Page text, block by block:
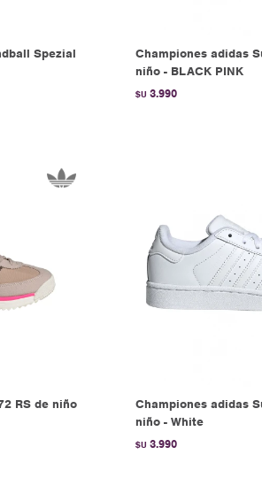
Spezial
Championes adidas
niño - BLACK PINK
$U 3.990
RS de niño
Championes adidas
niño - White
$U 3.990